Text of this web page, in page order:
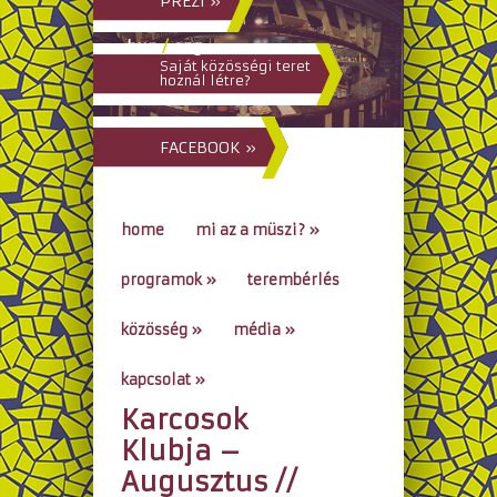
hun/eng
Saját közösségi teret
hoznál létre?
FACEBOOK »
home mi az a müszi? »
programok» terembérlés
közösség » média »
kapcsolat »
go to...
Karcosok
Klubja –
Augusztus //